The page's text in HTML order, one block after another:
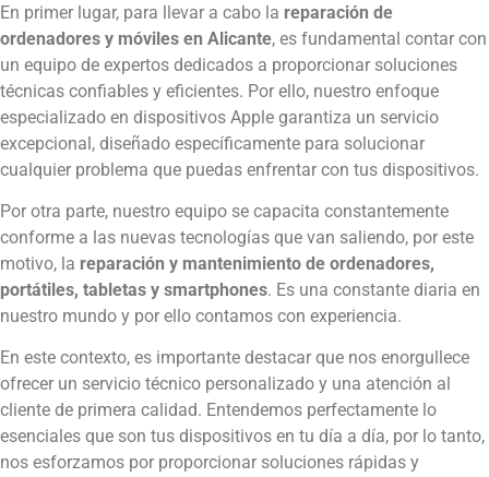
En primer lugar, para llevar a cabo la reparación de
ordenadores y móviles en Alicante, es fundamental contar con
un equipo de expertos dedicados a proporcionar soluciones
técnicas confiables y eficientes. Por ello, nuestro enfoque
especializado en dispositivos Apple garantiza un servicio
excepcional, diseñado específicamente para solucionar
cualquier problema que puedas enfrentar con tus dispositivos.
Por otra parte, nuestro equipo se capacita constantemente
conforme a las nuevas tecnologías que van saliendo, por este
motivo, la reparación y mantenimiento de ordenadores,
portátiles, tabletas y smartphones. Es una constante diaria en
nuestro mundo y por ello contamos con experiencia.
En este contexto, es importante destacar que nos enorgullece
ofrecer un servicio técnico personalizado y una atención al
cliente de primera calidad. Entendemos perfectamente lo
esenciales que son tus dispositivos en tu día a día, por lo tanto,
nos esforzamos por proporcionar soluciones rápidas y